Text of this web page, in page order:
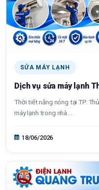
SỬA MÁY LẠNH
Dịch vụ sửa máy lạnh
Thời tiết nắng nóng tại TP.
máy lạnh trong nhà...
18/06/2026